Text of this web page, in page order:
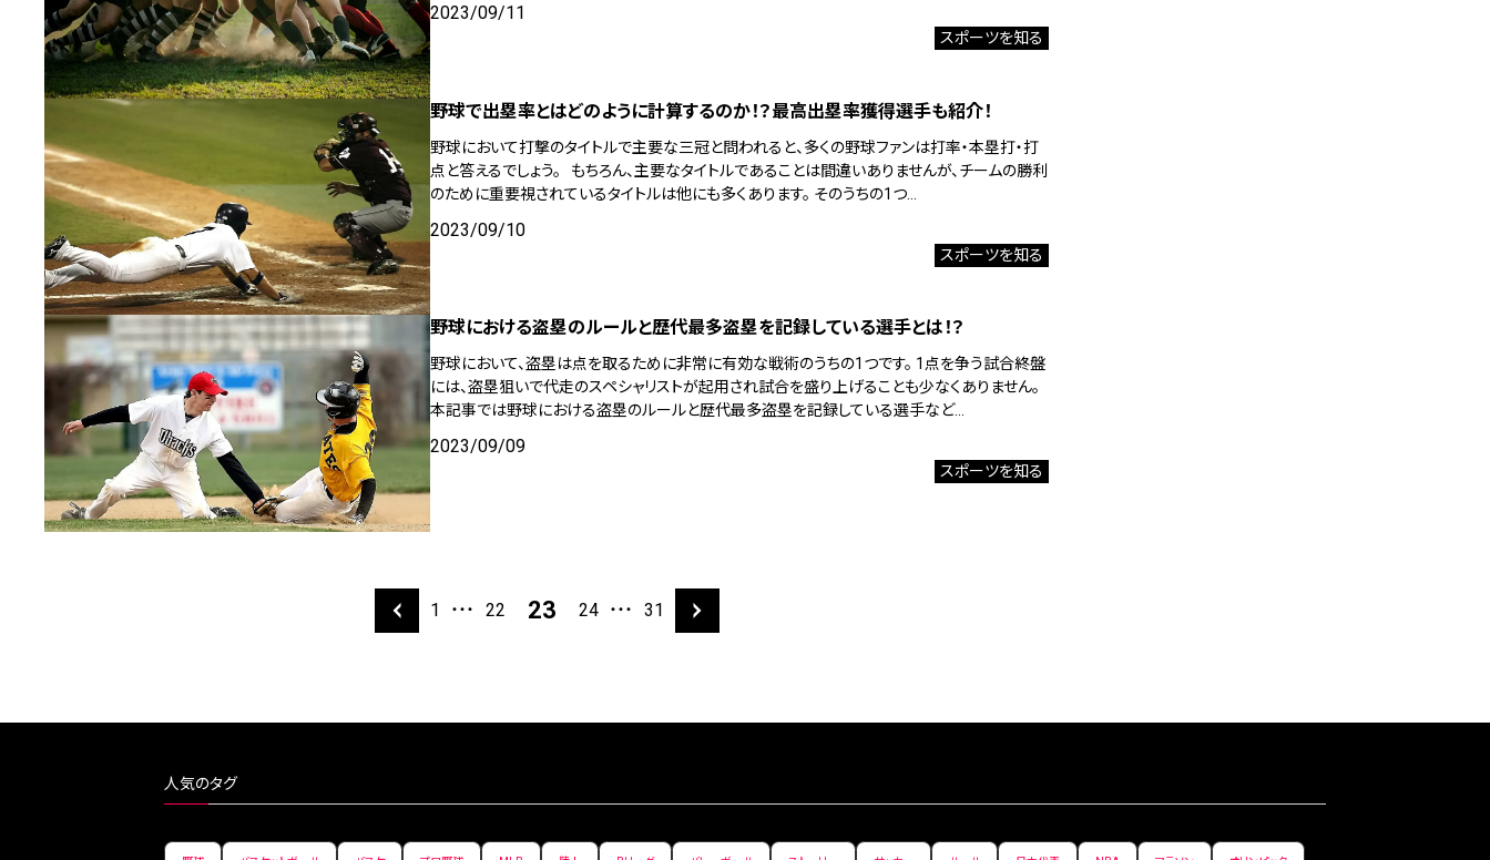
2023/09/11
スポーツを知る
野球で出塁率とはどのように計算するのか！？最高出塁率獲得選手も紹介！
野球において打撃のタイトルで主要な三冠と問われると、多くの野球ファンは打率・本塁打・打
点と答えるでしょう。 もちろん、主要なタイトルであることは間違いありませんが、チームの勝利
のために重要視されているタイトルは他にも多くあります。 そのうちの1つ…
2023/09/10
スポーツを知る
野球における盗塁のルールと歴代最多盗塁を記録している選手とは！？
野球において、盗塁は点を取るために非常に有効な戦術のうちの1つです。 1点を争う試合終盤
には、盗塁狙いで代走のスペシャリストが起用され試合を盛り上げることも少なくありません。
本記事では野球における盗塁のルールと歴代最多盗塁を記録している選手など…
2023/09/09
スポーツを知る
1 ・・・ 22 23 24 ・・・ 31
人気のタグ